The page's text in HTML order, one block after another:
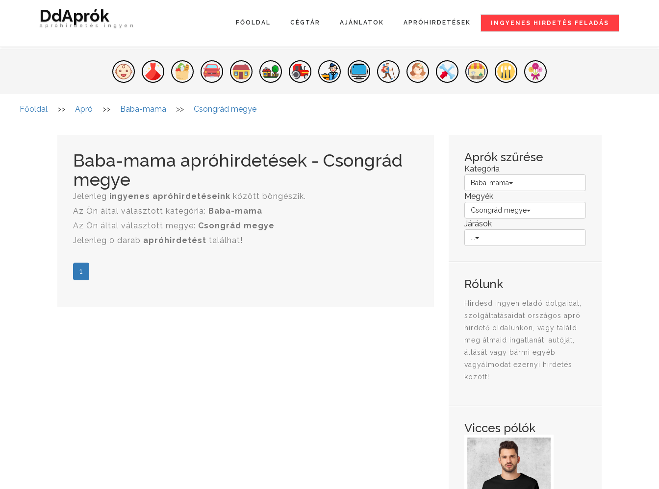
DdAprók
apróhirdetés ingyen INGYENES HIRDETÉS FELADÁS
FŐOLDAL CÉGTÁR AJÁNLATOK APRÓHIRDETÉSEK
Főoldal >> Apró >> Baba-mama >> Csongrád megye
Baba-mama apróhirdetések - Csongrád
megye
Jelenleg ingyenes apróhirdetéseink között böngészik.
Az Ön által választott kategória: Baba-mama
Az Ön által választott megye: Csongrád megye
Jelenleg 0 darab apróhirdetést találhat!
1
Aprók szűrése
Kategória
Baba-mama
Megyék
Csongrád megye
Járások
Rólunk
Hirdesd ingyen eladó dolgaidat,
szolgáltatásaidat országos apró
hirdető oldalunkon, vagy találd
meg álmaid ingatlanát, autóját,
állását vagy bármi egyéb
vágyálmodat ezernyi hirdetés
között!
Vicces pólók